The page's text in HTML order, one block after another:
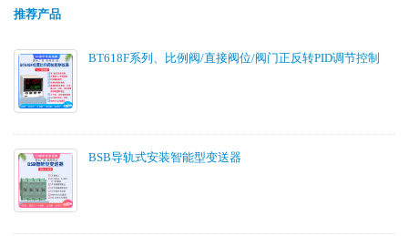
推荐产品
BT618F系列、比例阀/直接阀位/阀门正反转PID调节控制
BSB导轨式安装智能型变送器